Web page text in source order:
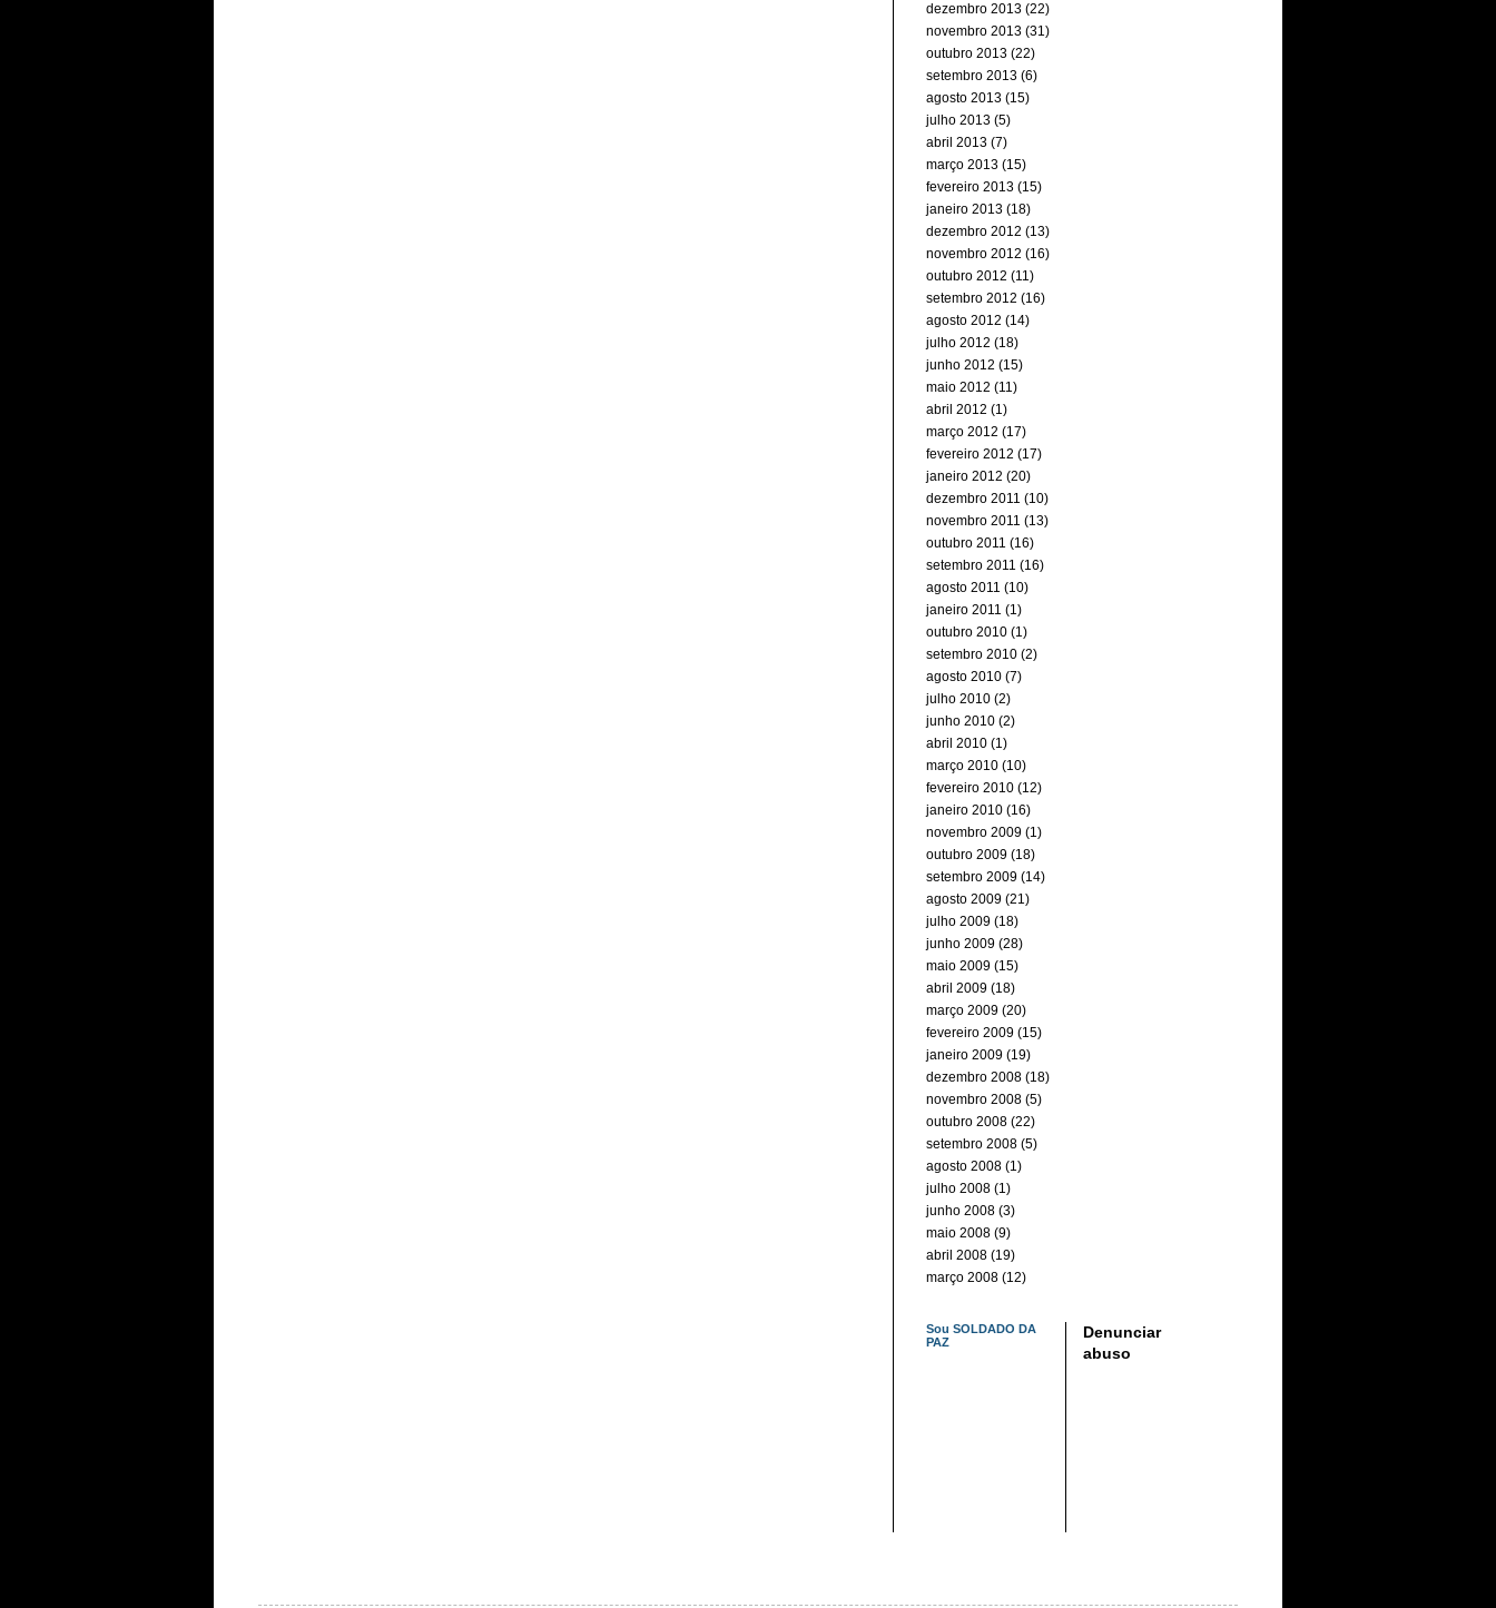
dezembro 2013 (22)
novembro 2013 (31)
outubro 2013 (22)
setembro 2013 (6)
agosto 2013 (15)
julho 2013 (5)
abril 2013 (7)
março 2013 (15)
fevereiro 2013 (15)
janeiro 2013 (18)
dezembro 2012 (13)
novembro 2012 (16)
outubro 2012 (11)
setembro 2012 (16)
agosto 2012 (14)
julho 2012 (18)
junho 2012 (15)
maio 2012 (11)
abril 2012 (1)
março 2012 (17)
fevereiro 2012 (17)
janeiro 2012 (20)
dezembro 2011 (10)
novembro 2011 (13)
outubro 2011 (16)
setembro 2011 (16)
agosto 2011 (10)
janeiro 2011 (1)
outubro 2010 (1)
setembro 2010 (2)
agosto 2010 (7)
julho 2010 (2)
junho 2010 (2)
abril 2010 (1)
março 2010 (10)
fevereiro 2010 (12)
janeiro 2010 (16)
novembro 2009 (1)
outubro 2009 (18)
setembro 2009 (14)
agosto 2009 (21)
julho 2009 (18)
junho 2009 (28)
maio 2009 (15)
abril 2009 (18)
março 2009 (20)
fevereiro 2009 (15)
janeiro 2009 (19)
dezembro 2008 (18)
novembro 2008 (5)
outubro 2008 (22)
setembro 2008 (5)
agosto 2008 (1)
julho 2008 (1)
junho 2008 (3)
maio 2008 (9)
abril 2008 (19)
março 2008 (12)
Sou SOLDADO DA
PAZ
Denunciar
abuso